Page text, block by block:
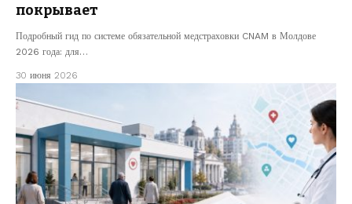
покрывает
Подробный гид по системе обязательной медстраховки CNAM в Молдове
2026 года: для…
30 июня 2026